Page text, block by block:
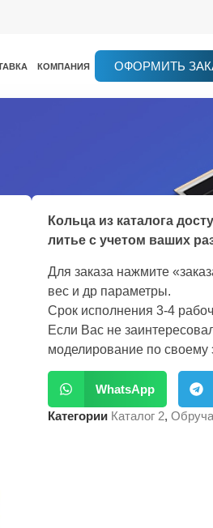
КОМПАНИЯ ОФОРМИТЬ
Кольца из каталога
литье с учетом ваших
Для заказа нажмите
вес и др параметры.
Срок исполнения 3-4
Если Вас не
моделирование по своему
WhatsApp
Категории Каталог 2,